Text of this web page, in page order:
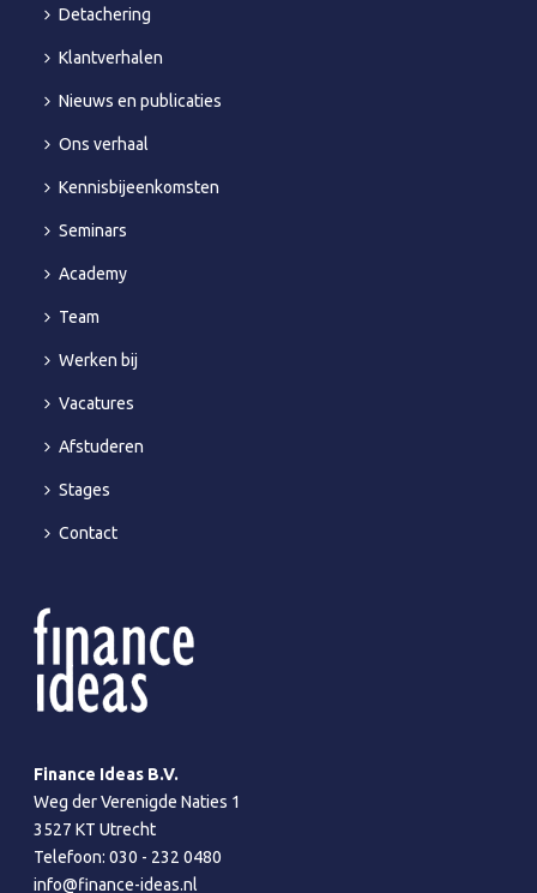
Detachering
Klantverhalen
Nieuws en publicaties
Ons verhaal
Kennisbijeenkomsten
Seminars
Academy
Team
Werken bij
Vacatures
Afstuderen
Stages
Contact
Finance Ideas B.V.
Weg der Verenigde Naties 1
3527 KT Utrecht
Telefoon:030 - 232 0480
info@finance-ideas.nl